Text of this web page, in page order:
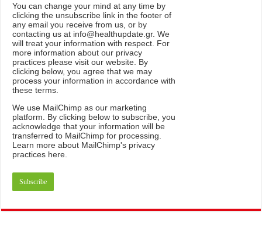
You can change your mind at any time by
clicking the unsubscribe link in the footer of
any email you receive from us, or by
contacting us at info@healthupdate.gr. We
will treat your information with respect. For
more information about our privacy
practices please visit our website. By
clicking below, you agree that we may
process your information in accordance with
these terms.
We use MailChimp as our marketing
platform
By clicking below to subscribe ,you
acknowledge that your information will be
transferred to MailChimp for processing
Learn more about MailChimp's privacy
practices here